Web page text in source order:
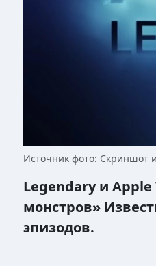
Источник фото: Скриншот
Legendary и
монстров»
эпизодов.